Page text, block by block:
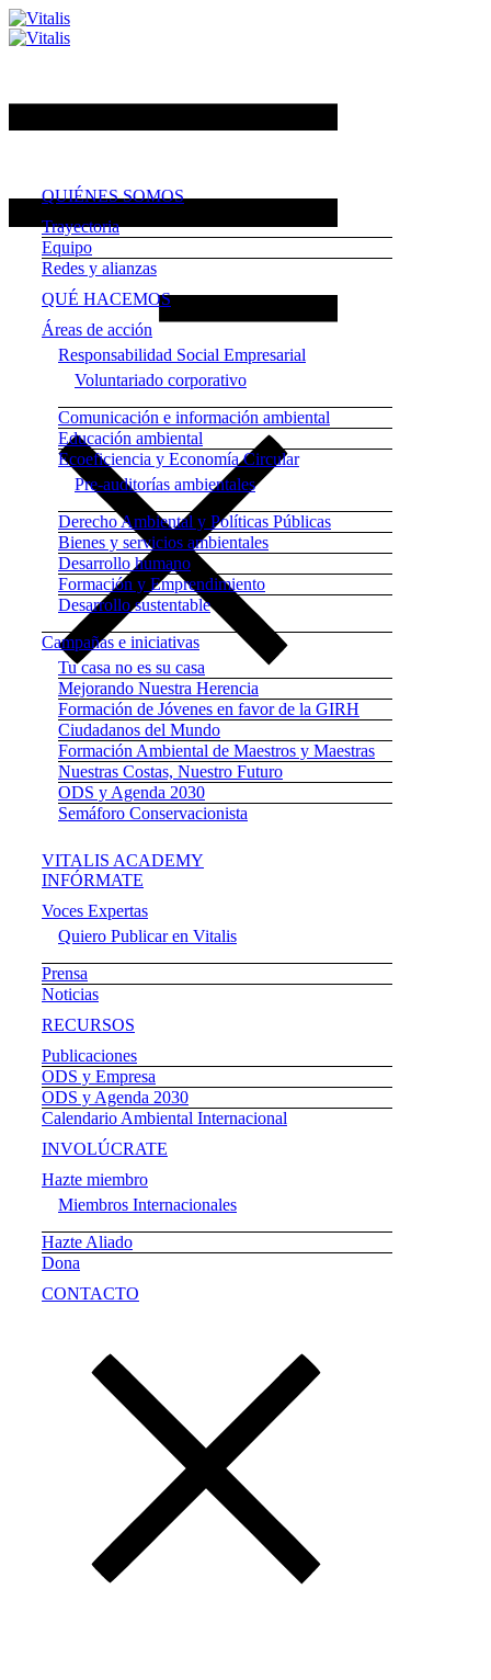
QUIÉNES SOMOS
Trayectoria
Equipo
Redes y alianzas
QUÉ HACEMOS
Áreas de acción
Responsabilidad Social Empresarial
Voluntariado corporativo
Comunicación e información ambiental
Educación ambiental
Ecoeficiencia y Economía Circular
Pre-auditorías ambientales
Derecho Ambiental y Políticas Públicas
Bienes y servicios ambientales
Desarrollo humano
Formación y Emprendimiento
Desarrollo sustentable
Campañas e iniciativas
Tu casa no es su casa
Mejorando Nuestra Herencia
Formación de Jóvenes en favor de la GIRH
Ciudadanos del Mundo
Formación Ambiental de Maestros y Maestras
Nuestras Costas, Nuestro Futuro
ODS y Agenda 2030
Semáforo Conservacionista
VITALIS ACADEMY
INFÓRMATE
Voces Expertas
Quiero Publicar en Vitalis
Prensa
Noticias
RECURSOS
Publicaciones
ODS y Empresa
ODS y Agenda 2030
Calendario Ambiental Internacional
INVOLÚCRATE
Hazte miembro
Miembros Internacionales
Hazte Aliado
Dona
CONTACTO